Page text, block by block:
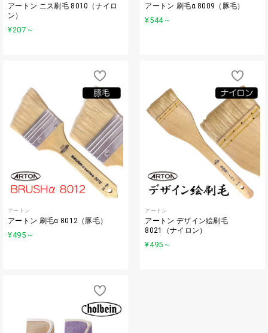
アートン ニス刷毛 8010（ナイロ
ン）
¥207 ～
アートン 刷毛α 8009（豚毛）
¥544～
アートン
アートン 刷毛α 8012（豚毛）
¥495 ～
アートン
アートン デザイン絵刷毛
8021（ナイロン）
¥495 ～